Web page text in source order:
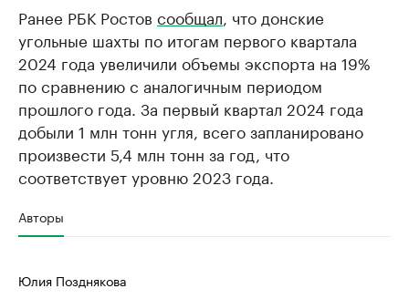
Ранее РБК Ростов сообщал , что донские
угольные шахты по итогам первого квартала
2024 года увеличили объемы экспорта на 19%
по сравнению с аналогичным периодом
прошлого года. За первый квартал 2024 года
добыли 1 млн тонн угля, всего запланировано
произвести 5,4 млн тонн за год, что
соответствует уровню 2023 года.
Авторы
Юлия Позднякова